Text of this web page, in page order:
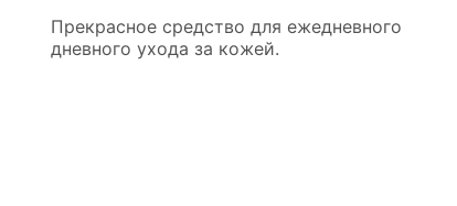
Прекрасное средство для ежедневного
дневного ухода за кожей.